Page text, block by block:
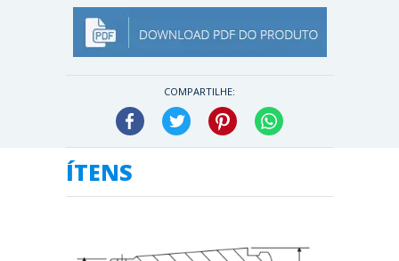
[ Veja mais ]
COMPARTILHE:
Facebook Twitter Pinterest
ÍTENS